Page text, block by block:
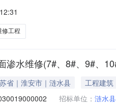
11#、12#、13#、15#、16#）工
修工程
渗水维修(7#、8#、9#、
省｜淮安市｜涟水县 工程建筑
招标单位： 涟水